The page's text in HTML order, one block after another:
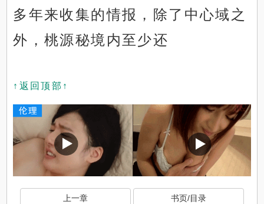
多年来收集的情报，除了中心域之
外，桃源秘境内至少还
↑返回顶部↑
上一章 书页/目录